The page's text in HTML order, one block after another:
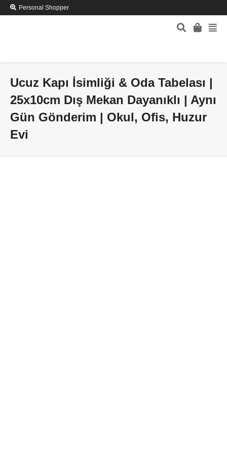
Personal Shopper
Ucuz Kapı İsimliği & Oda Tabelası |
25x10cm Dış Mekan Dayanıklı | Aynı
Gün Gönderim | Okul, Ofis, Huzur
Evi